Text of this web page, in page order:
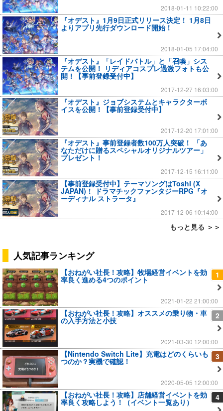
2018-01-11 10:22:00
『オデスト』1月9日正式リリース決定！ 1月8日
よりアプリ先行ダウンロード開始！
2018-01-05 17:04:00
『オデスト』「レイドバトル」と「召喚」シス
テムを公開！ リディアコスプレ過激フォトも公
開！【事前登録受付中】
2017-12-27 16:03:00
『オデスト』ジョブシステムとキャラクターボ
イスを公開！【事前登録受付中】
2017-12-20 17:01:00
『オデスト』事前登録者数100万人突破！ 「あ
なただけに贈るスペシャルオリジナルツアー」
プレゼント！
2017-12-15 16:11:00
【事前登録受付中】テーマソングはToshI (X
JAPAN)！ ドラマチックファンタジーRPG『オ
ーディナル ストラータ』
2017-12-06 10:14:00
もっと見る ＞＞
人気記事ランキング
1
【おねがい社長！攻略】牧場経営イベントを効
率良く進める4つのポイント
2021-01-22 21:00:00
2
【おねがい社長！攻略】オススメの乗り物・車
の入手方法と小技
2021-03-30 12:00:00
3
【Nintendo Switch Lite】充電はどのくらいも
つのか？実機で確認！
2020-05-05 12:00:00
4
【おねがい社長！攻略】店舗経営イベントを効
率良く攻略しよう！（イベント一覧あり）